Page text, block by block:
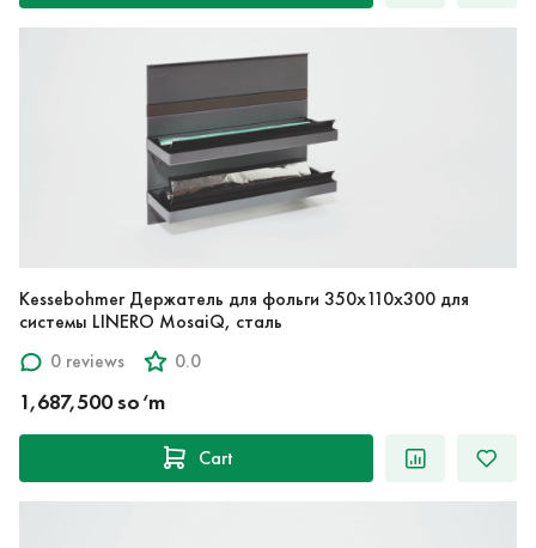
Kessebohmer Держатель для фольги 350x110x300 для
системы LINERO MosaiQ, сталь
0 reviews
0.0
1,687,500 so‘m
Cart